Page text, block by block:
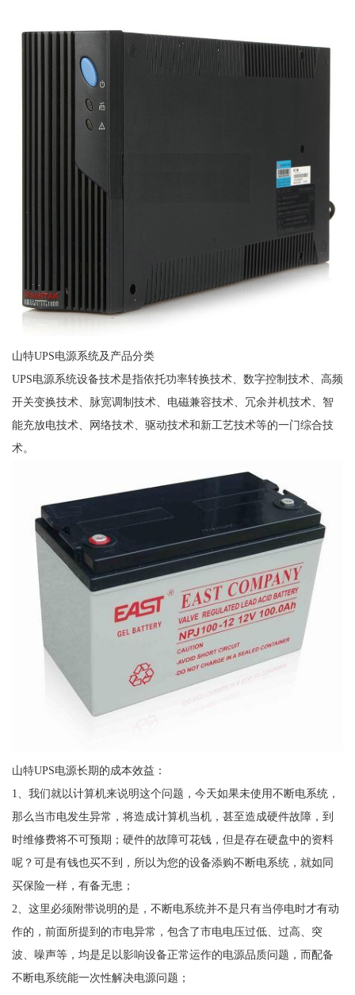
山特UPS电源系统及产品分类
UPS电源系统设备技术是指依托功率转换技术、数字控制技术、高频
开关变换技术、脉宽调制技术、电磁兼容技术、冗余并机技术、智
能充放电技术、网络技术、驱动技术和新工艺技术等的一门综合技
术。
山特UPS电源长期的成本效益：
1、我们就以计算机来说明这个问题，今天如果未使用不断电系统，
那么当市电发生异常，将造成计算机当机，甚至造成硬件故障，到
时维修费将不可预期；硬件的故障可花钱，但是存在硬盘中的资料
呢？可是有钱也买不到，所以为您的设备添购不断电系统，就如同
买保险一样，有备无患；
2、这里必须附带说明的是，不断电系统并不是只有当停电时才有动
作的，前面所提到的市电异常，包含了市电电压过低、过高、突
波、噪声等，均是足以影响设备正常运作的电源品质问题，而配备
不断电系统能一次性解决电源问题；